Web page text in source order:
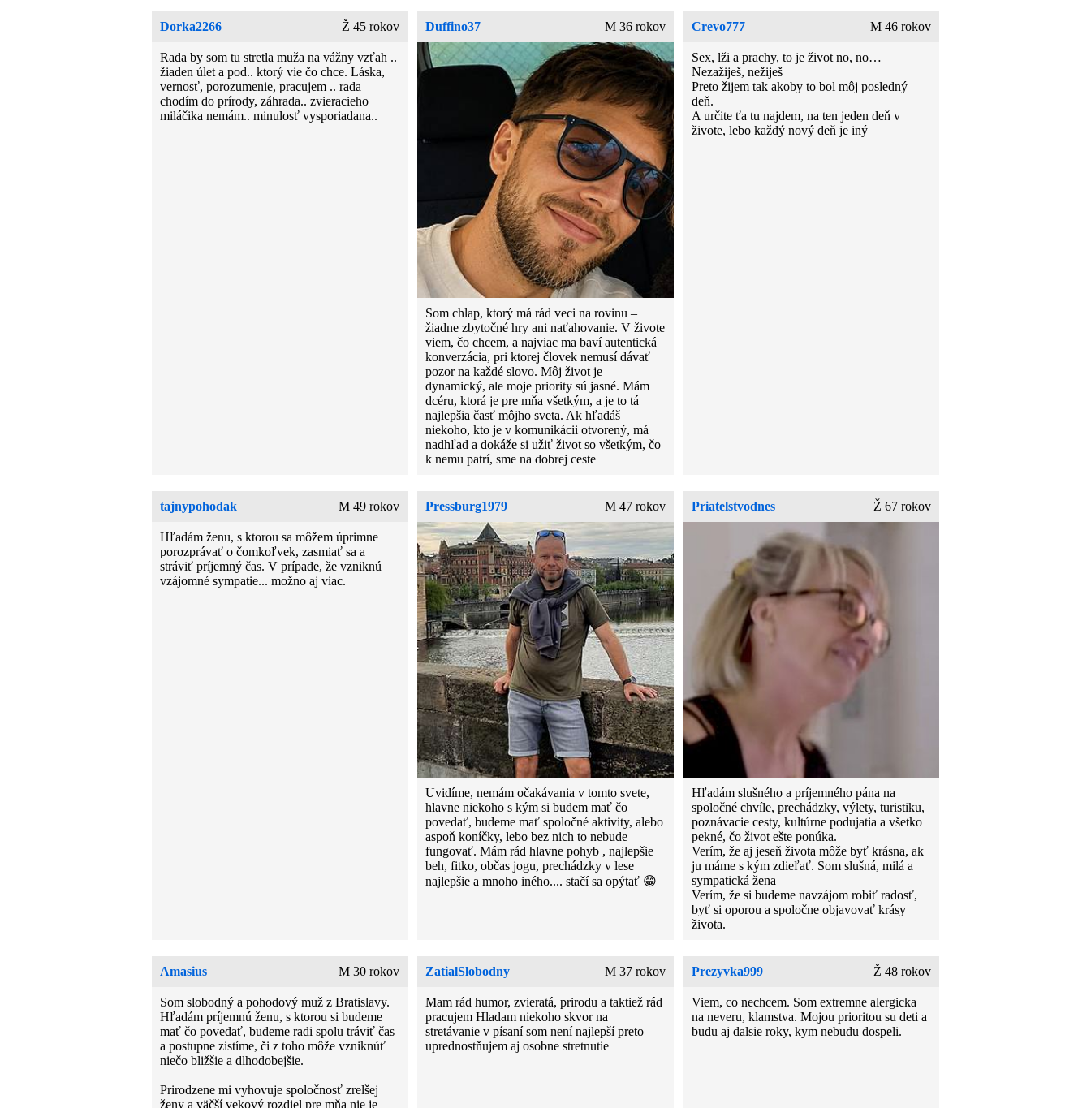
Dorka2266 Ž 45 rokov
Rada by som tu stretla muža na vážny vzťah ..
žiaden úlet a pod.. ktorý vie čo chce. Láska,
vernosť, porozumenie, pracujem .. rada
chodím do prírody, záhrada.. zvieracieho
miláčika nemám.. minulosť vysporiadana..
Duffino37 M 36 rokov
Som chlap, ktorý má rád veci na rovinu –
žiadne zbytočné hry ani naťahovanie. V živote
viem, čo chcem, a najviac ma baví autentická
konverzácia, pri ktorej človek nemusí dávať
pozor na každé slovo. Môj život je
dynamický, ale moje priority sú jasné. Mám
dcéru, ktorá je pre mňa všetkým, a je to tá
najlepšia časť môjho sveta. Ak hľadáš
niekoho, kto je v komunikácii otvorený, má
nadhľad a dokáže si užiť život so všetkým, čo
k nemu patrí, sme na dobrej ceste
Crevo777 M 46 rokov
Sex, lži a prachy, to je život no, no…
Nezažiješ, nežiješ
Preto žijem tak akoby to bol môj posledný
deň.
A určite ťa tu najdem, na ten jeden deň v
živote, lebo každý nový deň je iný
tajnypohodak M 49 rokov
Hľadám ženu, s ktorou sa môžem úprimne
porozprávať o čomkoľvek, zasmiať sa a
stráviť príjemný čas. V prípade, že vzniknú
vzájomné sympatie... možno aj viac.
Pressburg1979 M 47 rokov
Uvidíme, nemám očakávania v tomto svete,
hlavne niekoho s kým si budem mať čo
povedať, budeme mať spoločné aktivity, alebo
aspoň koníčky, lebo bez nich to nebude
fungovať. Mám rád hlavne pohyb , najlepšie
beh, fitko, občas jogu, prechádzky v lese
najlepšie a mnoho iného.... stačí sa opýtať 😁
Priatelstvodnes Ž 67 rokov
Hľadám slušného a príjemného pána na
spoločné chvíle, prechádzky, výlety, turistiku,
poznávacie cesty, kultúrne podujatia a všetko
pekné, čo život ešte ponúka.
Verím, že aj jeseň života môže byť krásna, ak
ju máme s kým zdieľať. Som slušná, milá a
sympatická žena
Verím, že si budeme navzájom robiť radosť,
byť si oporou a spoločne objavovať krásy
života.
Amasius M 30 rokov
Som slobodný a pohodový muž z Bratislavy.
Hľadám príjemnú ženu, s ktorou si budeme
mať čo povedať, budeme radi spolu tráviť čas
a postupne zistíme, či z toho môže vzniknúť
niečo bližšie a dlhodobejšie.
Prirodzene mi vyhovuje spoločnosť zrelšej
ženy a väčší vekový rozdiel pre mňa nie je
ZatialSlobodny M 37 rokov
Mam rád humor, zvieratá, prirodu a taktiež rád
pracujem Hladam niekoho skvor na
stretávanie v písaní som není najlepší preto
uprednostňujem aj osobne stretnutie
Prezyvka999 Ž 48 rokov
Viem, co nechcem. Som extremne alergicka
na neveru, klamstva. Mojou prioritou su deti a
budu aj dalsie roky, kym nebudu dospeli.